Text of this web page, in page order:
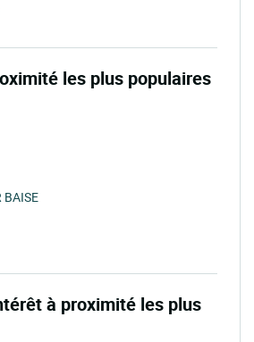
les plus populaires
BAISE
à proximité les plus